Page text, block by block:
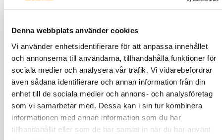
Denna webbplats använder cookies
Vi använder enhetsidentifierare för att anpassa innehållet
och annonserna till användarna, tillhandahålla funktioner för
sociala medier och analysera vår trafik. Vi vidarebefordrar
även sådana identifierare och annan information från din
enhet till de sociala medier och annons- och analysföretag
som vi samarbetar med. Dessa kan i sin tur kombinera
informationen med annan information som du har
tillhandahållit eller som de har samlat in när du har använt
Tykoflex Skarvskåp T808 utan lucka